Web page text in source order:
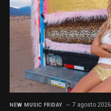
NEW MUSIC FRIDAY 7 agosto 2026